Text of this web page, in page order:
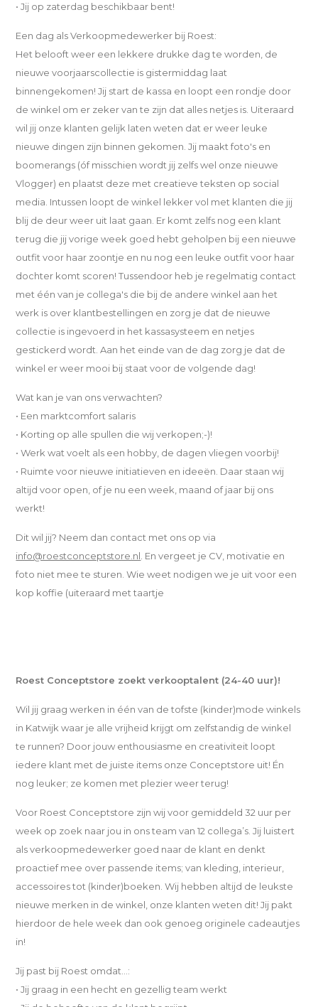
• Jij op zaterdag beschikbaar bent!
Een dag als Verkoopmedewerker bij Roest:
Het belooft weer een lekkere drukke dag te worden, de
nieuwe voorjaarscollectie is gistermiddag laat
binnengekomen! Jij start de kassa en loopt een rondje door
de winkel om er zeker van te zijn dat alles netjes is. Uiteraard
wil jij onze klanten gelijk laten weten dat er weer leuke
nieuwe dingen zijn binnen gekomen. Jij maakt foto's en
boomerangs (óf misschien wordt jij zelfs wel onze nieuwe
Vlogger) en plaatst deze met creatieve teksten op social
media. Intussen loopt de winkel lekker vol met klanten die jij
blij de deur weer uit laat gaan. Er komt zelfs nog een klant
terug die jij vorige week goed hebt geholpen bij een nieuwe
outfit voor haar zoontje en nu nog een leuke outfit voor haar
dochter komt scoren! Tussendoor heb je regelmatig contact
met één van je collega's die bij de andere winkel aan het
werk is over klantbestellingen en zorg je dat de nieuwe
collectie is ingevoerd in het kassasysteem en netjes
gestickerd wordt. Aan het einde van de dag zorg je dat de
winkel er weer mooi bij staat voor de volgende dag!
Wat kan je van ons verwachten?
• Een marktcomfort salaris
• Korting op alle spullen die wij verkopen;-)!
• Werk wat voelt als een hobby, de dagen vliegen voorbij!
• Ruimte voor nieuwe initiatieven en ideeën. Daar staan wij
altijd voor open, of je nu een week, maand of jaar bij ons
werkt!
Dit wil jij? Neem dan contact met ons op via
info@roestconceptstore.nl . En vergeet je CV, motivatie en
foto niet mee te sturen. Wie weet nodigen we je uit voor een
kop koffie (uiteraard met taartje
Roest Conceptstore zoekt verkooptalent (24-40 uur)!
Wil jij graag werken in één van de tofste (kinder)mode winkels
in Katwijk waar je alle vrijheid krijgt om zelfstandig de winkel
te runnen? Door jouw enthousiasme en creativiteit loopt
iedere klant met de juiste items onze Conceptstore uit! Én
nog leuker; ze komen met plezier weer terug!
Voor Roest Conceptstore zijn wij voor gemiddeld 32 uur per
week op zoek naar jou in ons team van 12 collega’s. Jij luistert
als verkoopmedewerker goed naar de klant en denkt
proactief mee over passende items; van kleding, interieur,
accessoires tot (kinder)boeken. Wij hebben altijd de leukste
nieuwe merken in de winkel, onze klanten weten dit! Jij pakt
hierdoor de hele week dan ook genoeg originele cadeautjes
in!
Jij past bij Roest omdat...:
• Jij graag in een hecht en gezellig team werkt